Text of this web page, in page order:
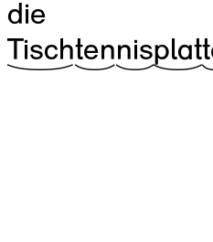
die
^29Tisch^17ten^16nis^21plat